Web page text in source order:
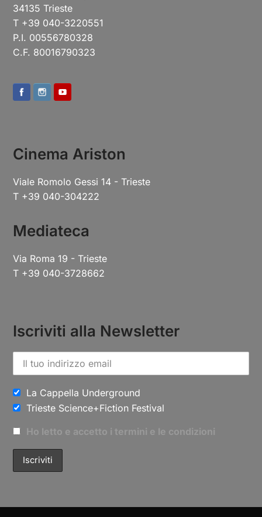
34135 Trieste
T +39 040-3220551
P.I. 00556780328
C.F. 80016790323
Cinema Ariston
Viale Romolo Gessi 14 - Trieste
T +39 040-304222
Mediateca
Via Roma 19 - Trieste
T +39 040-3728662
Iscriviti alla Newsletter
La Cappella Underground
Trieste Science+Fiction Festival
Ho letto e accetto i termini e le condizioni